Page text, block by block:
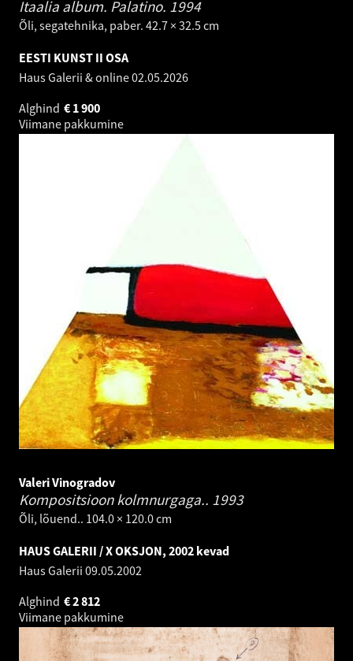
Itaalia album. Palatino. 1994
Õli, segatehnika, paber. 42.7 × 32.5 cm
EESTI KUNST II OSA
Haus Galerii & online02.05.2026
Alghind
1 900
€
Viimane pakkumine
Valeri Vinogradov
Kompositsioon kolmnurgaga.. 1993
Õli, lõuend.. 104.0 × 120.0 cm
HAUS GALERII / X OKSJON, 2002 kevad
Haus Galerii 09.05.2002
Alghind
2 812
€
Viimane pakkumine